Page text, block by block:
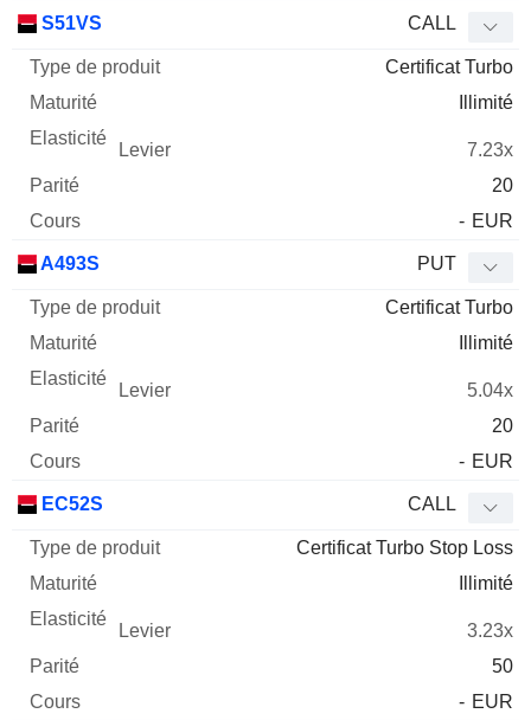
S51VS CALL
Certificat Turbo
Illimité
7.23x
20
- EUR
A493S PUT
Certificat Turbo
Illimité
5.04x
20
- EUR
EC52S CALL
Certificat Turbo Stop Loss
Illimité
3.23x
50
- EUR